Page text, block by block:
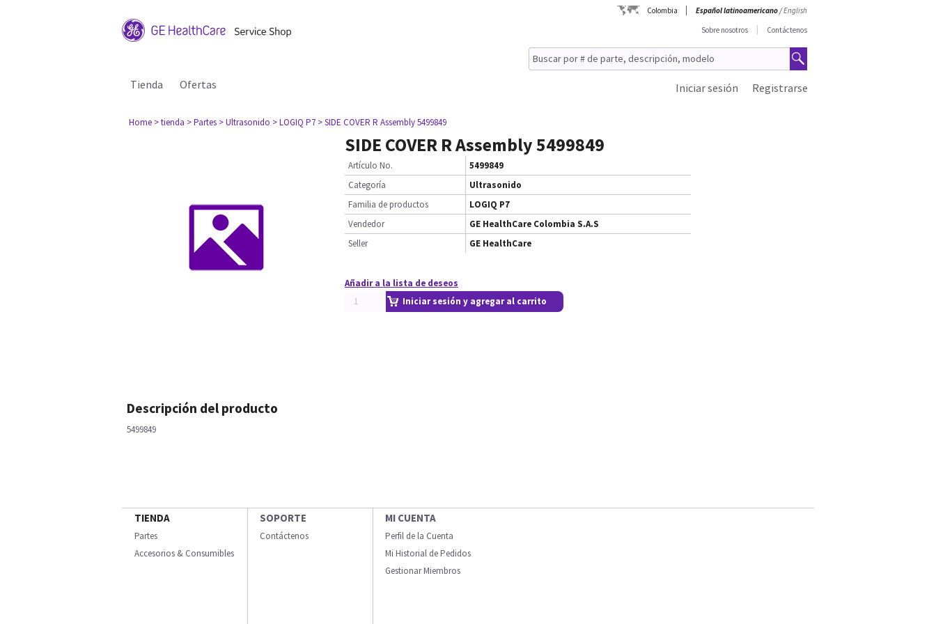
Colombia Español latinoamericano/English
Sobre nosotros
Contáctenos
Tienda Ofertas Registrarse
Iniciar sesión
Home > tienda > Partes > Ultrasonido > LOGIQ P7 > SIDE COVER R Assembly 5499849
SIDE COVER R Assembly 5499849
Artículo No.
5499849
Categoría
Ultrasonido
Familia de productos
LOGIQ P7
Vendedor
GE HealthCare Colombia S.A.S
Seller
GE HealthCare
Añadir a la lista de deseos
Iniciar sesión y agregar al carrito
Descripción del producto
5499849
TIENDA
Partes
Accesorios & Consumibles
SOPORTE
Contáctenos
MI CUENTA
Perfil de la Cuenta
Mi Historial de Pedidos
Gestionar Miembros